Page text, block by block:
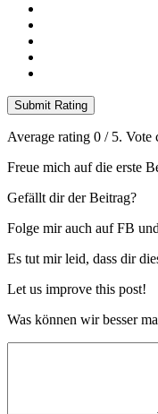
Submit Rating
Average rating 0 / 5. Vote
Freue mich auf die erste
Gefällt dir der Beitrag?
Folge mir auch auf FB
Es tut mir leid, dass dir
Let us improve this post!
Was können wir besser